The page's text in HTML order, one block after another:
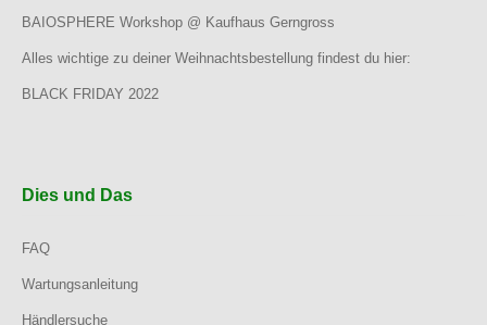
BAIOSPHERE Workshop @ Kaufhaus Gerngross
Alles wichtige zu deiner Weihnachtsbestellung findest du hier:
BLACK FRIDAY 2022
Dies und Das
FAQ
Wartungsanleitung
Händlersuche